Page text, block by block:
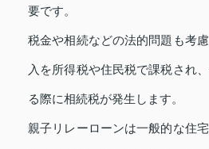
要です。
税金や相続などの法的問題も考
入を所得税や住民税で課税され
る際に相続税が発生します。
親子リレーローンは一般的な住